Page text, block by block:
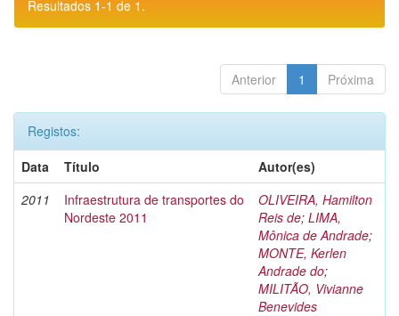
Resultados 1-1 de 1.
Anterior 1 Próxima
Registos:
Data
Título
Autor(es)
2011
Infraestrutura de transportes do
Nordeste 2011
OLIVEIRA, Hamilton
Reis de; LIMA,
Mônica de Andrade;
MONTE, Kerlen
Andrade do;
MILITÃO, Vivianne
Benevides